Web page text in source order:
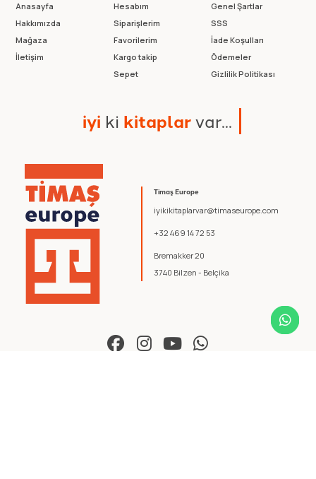
Timaş Europe
iyikikitaplarvar@timaseurope.com
+32 469 14 72 53
Bremakker 20
3740 Bilzen - Belçika
Anasayfa
Hakkımızda
Mağaza
İletişim
Hesabım
Siparişlerim
Favorilerim
Kargo takip
Sepet
Genel Şartlar
SSS
İade Koşulları
Ödemeler
Gizlilik Politikası
iyi ki kitaplarvar...